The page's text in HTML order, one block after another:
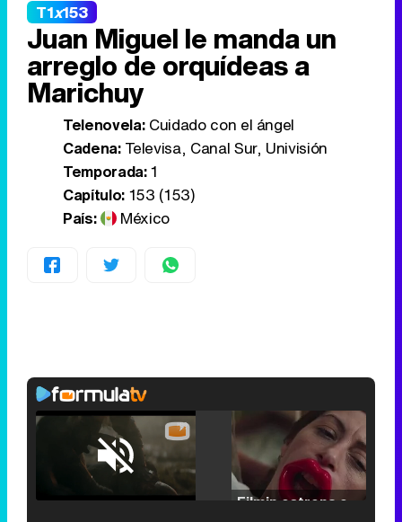
T1x153
Juan Miguel le manda un
arreglo de orquídeas a
Marichuy
Telenovela:Cuidado con el ángel
Cadena:Televisa, Canal Sur, Univisión
Temporada:1
Capítulo:153 (153)
País:
México
Unmute /
Loaded:
25.30%